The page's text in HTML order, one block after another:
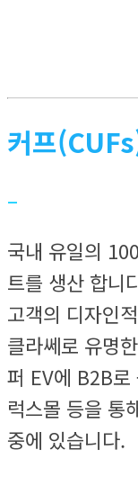
커프
–
국내 유일의
트를 생산 합니
고객의 디자인
클라쎄로 유명
퍼 EV에 B2B로
럭스몰 등을 통
중에 있습니다.